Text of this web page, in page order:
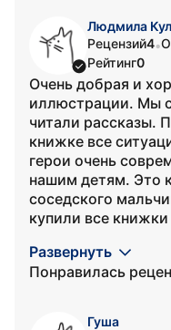
Людмила
Рецензий4•
Рейтинг0
Очень добрая и
иллюстрации. Мы
читали рассказы.
книжке все
герои очень
нашим детям. Это
соседского
купили все
Развернуть
Понравилась
Гуша